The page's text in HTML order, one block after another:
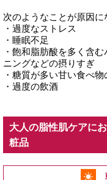
次のようなことが原因に
・過度なストレス
・睡眠不足
・飽和脂肪酸を多く含
ニングなどの摂りすぎ
・糖質が多い甘い食べ
・過度の飲酒
大人の脂性肌ケアに
粧品